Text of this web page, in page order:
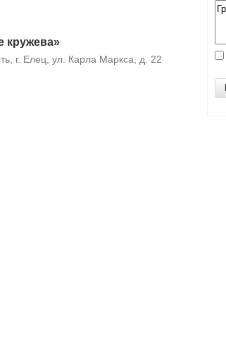
кружева»
г. Елец, ул. Карла Маркса, д. 22